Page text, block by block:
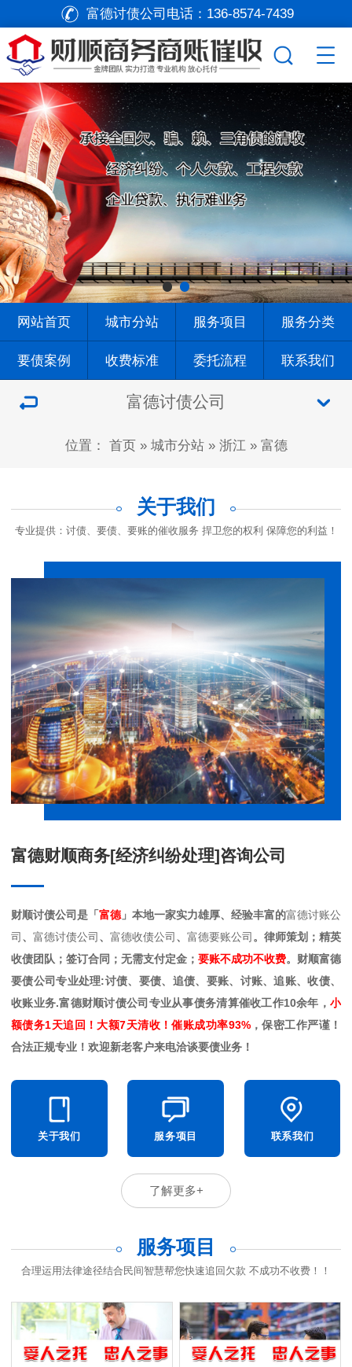
网站首页 城市分站 服务项目 服务分类
要债案例 收费标准 委托流程 联系我们
富德讨债公司电话： 136-8574-7439
富德讨债公司
位置： 首页» 城市分站» 浙江» 富德
关于我们
专业提供：讨债、要债、要账的催收服务 捍卫您的权利 保障您的利益！
富德财顺商务[经济纠纷处理]咨询公司
财顺讨债公司是「 富德 」本地一家实力雄厚、经验丰富的富德讨账公
司 、 富德讨债公司 、 富德收债公司 、 富德要账公司 。律师策划；精英
收债团队；签订合同；无需支付定金； 要账不成功不收费。财顺富德
要债公司专业处理:讨债、要债、追债、要账、讨账、追账、收债、
收账业务.富德财顺讨债公司专业从事债务清算催收工作10余年， 小
额债务1天追回！大额7天清收！催账成功率93%，保密工作严谨！
合法正规专业！欢迎新老客户来电洽谈要债业务！
关于我们 服务项目 联系我们
了解更多+
服务项目
合理运用法律途径结合民间智慧帮您快速追回欠款 不成功不收费！！